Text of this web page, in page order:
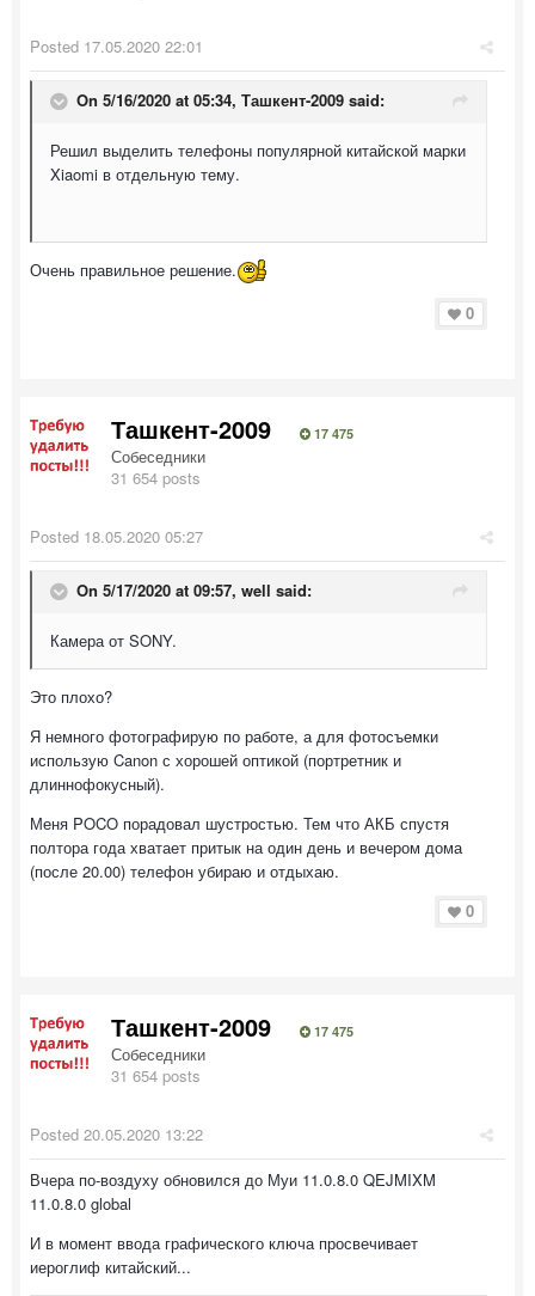
Posted 17.05.2020 22:01
On 5/16/2020 at 05:34, Ташкент-2009 said:
Решил выделить телефоны популярной китайской марки
Xiaomi в отдельную тему.
Очень правильное решение.
0
Ташкент-2009 17 475
Собеседники
31 654 posts
Posted 18.05.2020 05:27
On 5/17/2020 at 09:57, well said:
Камера от SONY.
Это плохо?
Я немного фотографирую по работе, а для фотосъемки
использую Canon с хорошей оптикой (портретник и
длиннофокусный).
Меня POCO порадовал шустростью. Тем что АКБ спустя
полтора года хватает притык на один день и вечером дома
(после 20.00) телефон убираю и отдыхаю.
0
Ташкент-2009 17 475
Собеседники
31 654 posts
Posted 20.05.2020 13:22
Вчера по-воздуху обновился до Муи 11.0.8.0 QEJMIXM
11.0.8.0 global
И в момент ввода графического ключа просвечивает
иероглиф китайский...